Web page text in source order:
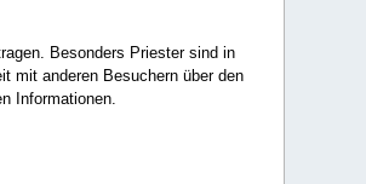
Besonders Priester sind in
mit anderen Besuchern über den
Informationen.